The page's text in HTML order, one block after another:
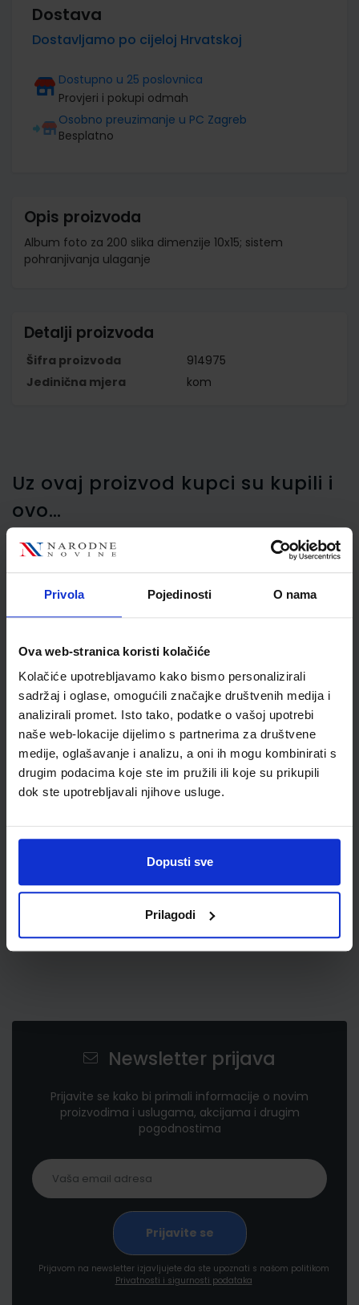
Privola Pojedinosti O nama
Ova web-stranica koristi kolačiće
Kolačiće upotrebljavamo kako bismo personalizirali
sadržaj i oglase, omogućili značajke društvenih medija i
analizirali promet. Isto tako, podatke o vašoj upotrebi
naše web-lokacije dijelimo s partnerima za društvene
medije, oglašavanje i analizu, a oni ih mogu kombinirati s
drugim podacima koje ste im pružili ili koje su prikupili
dok ste upotrebljavali njihove usluge.
Dopusti sve
Prilagodi
Dostava
Dostavljamo po cijeloj Hrvatskoj
Dostupno u 25 poslovnica
Provjeri i pokupi odmah
Osobno preuzimanje u PC Zagreb
Besplatno
Opis proizvoda
Album foto za 200 slika dimenzije 10x15; sistem
pohranjivanja ulaganje
Detalji proizvoda
Šifra proizvoda
914975
Jedinična mjera
kom
Uz ovaj proizvod kupci su kupili i
ovo…
Okvir za sliku Henzo
Artos, 13 x 18 cm, drveni,
5,39 €
Newsletter prijava
Prijavite se kako bi primali informacije o novim
proizvodima i uslugama, akcijama i drugim
pogodnostima
Prijavom na newsletter izjavljujete da ste upoznati s našom politikom
Privatnosti i sigurnosti podataka